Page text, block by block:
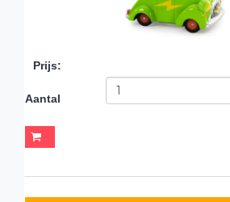
Prijs:
Aantal